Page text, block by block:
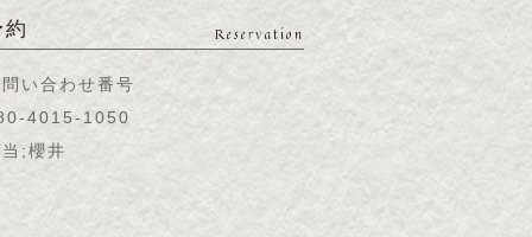
約 Reservation
い合わせ番号
4015-1050
;櫻井